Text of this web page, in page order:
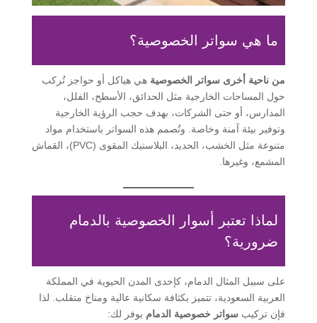
ما هي سواتر الخصوصية؟
من ناحية أخرى سواتر الخصوصية هي هياكل أو حواجز تُركب
حول المساحات الخارجية مثل الحدائق، الأسطح، الفلل،
المدارس، أو حتى الشركات، بهدف حجب الرؤية الخارجية
وتوفير بيئة آمنة وخاصة. وتُصمم هذه السواتر باستخدام مواد
متنوعة مثل الخشب، الحديد، البلاستيك المقوى (PVC)، القماش
المشمع، وغيرها.
لماذا تعتبر أسوار الخصوصية بالدمام
ضرورية؟
على سبيل المثال الدمام، كإحدى المدن الحيوية في المملكة
العربية السعودية، تتميز بكثافة سكانية عالية ومناخ متقلب. لذا
فإن تركيب سواتر خصوصية الدمام يوفر لك: